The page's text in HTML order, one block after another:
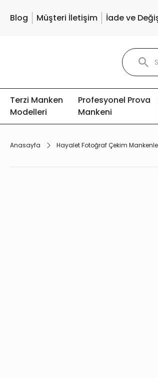
Blog Müşteri İletişim İade ve
Terzi Manken
Modelleri
Profesyonel Prova
Mankeni
Anasayfa Hayalet Fotoğraf Çekim